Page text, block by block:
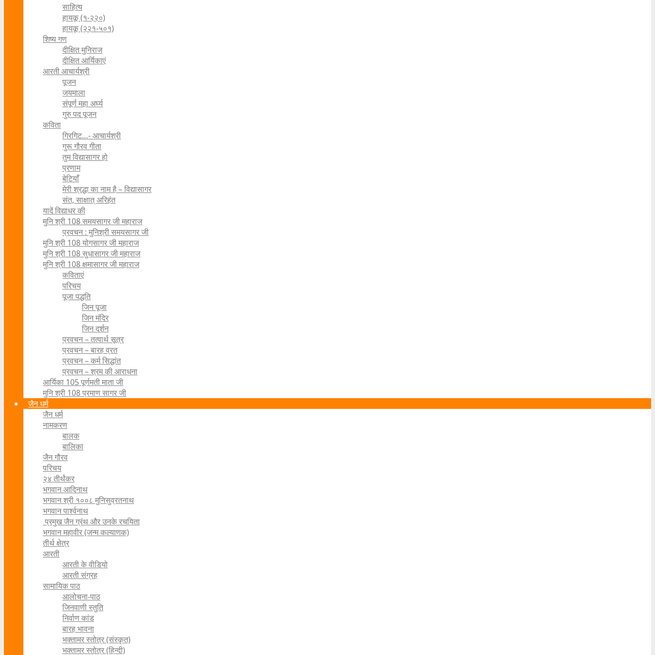
साहित्य
हायकू (१‍-२२०)
हायकू (२२१-५०१)
शिष्य गण
दीक्षित मुनिराज
दीक्षित आर्यिकाएं
आरती आचार्यश्री
पूजन
जयमाला
संपूर्ण महा अर्घ्य
गुरु पद पूजन
कविता
गिरगिट…- आचार्यश्री
गुरू गौरव गीता
तुम विद्यासागर हो
प्रणाम
बेटियाँ
मेरी श्रद्धा का नाम है – विद्यासागर
संत, साक्षात् अरिहंत
यादें विद्याधर की
मुनि श्री 108 समयसागर जी महाराज
प्रवचन : मुनिश्री समयसागर जी
मुनि श्री 108 योगसागर जी महाराज
मुनि श्री 108 सुधासागर जी महाराज
मुनि श्री 108 क्षमासागर जी महाराज
कविताएं
परिचय
पूजा पद्धति
जिन पूजा
जिन मंदिर
जिन दर्शन
प्रवचन – तत्वार्थ सूत्र
प्रवचन – बारह व्रत
प्रवचन – कर्म सिद्धांत
प्रवचन – श्रम की आराधना
आर्यिका 105 पूर्णमती माता जी
मुनि श्री 108 प्रमाण सागर जी
जैन धर्म
जैन धर्म
नामकरण
बालक
बालिका
जैन गौरव
परिचय
२४ तीर्थंकर
भगवान आदिनाथ
भगवान श्री १००८ मुनिसुव्रतनाथ
भगवान पार्श्वनाथ
प्रमुख जैन ग्रंथ और उनके रचयिता
भगवान महावीर (जन्म कल्याणक)
तीर्थ क्षेत्र
आरती
आरती के वीडियो
आरती संग्रह
सामायिक पाठ
आलोचना-पाठ
जिनवाणी स्तुति
निर्वाण कांड
बारह भावना
भक्तामर स्तोत्र (संस्कृत)
भक्तामर स्तोत्र (हिन्दी)